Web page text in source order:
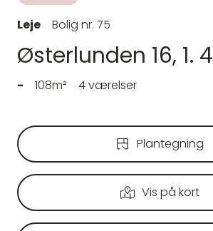
Leje Bolig nr. 75
Østerlunden 16, 1. 4
- 108m² 4 værelser
Plantegning
Vis på kort